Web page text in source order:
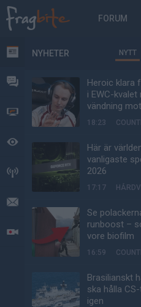
FORUM
NYHETER
VIDEO
BEVAKAT
HÄNDELSER
LIVESÄNDNINGAR
NYHETER NYTT
Heroic klara
i EWC-kvalet
vändning
18:23
Här är
vanligaste
2026
17:17
Se
runboost –
vore biofilm
16:59
Brasilianskt
ska hålla CS-
igen